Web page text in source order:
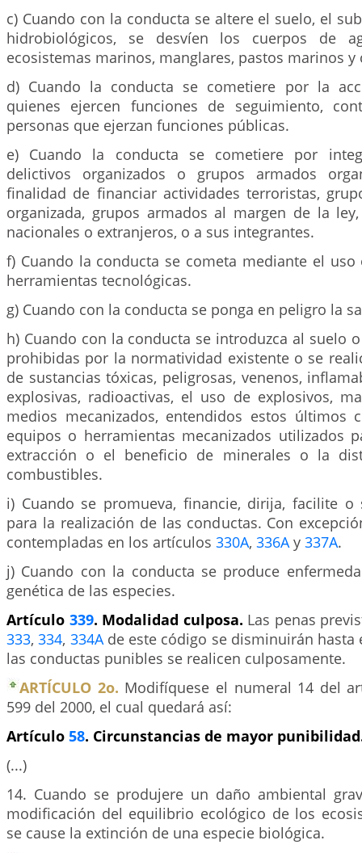
c) Cuando con la conducta se altere el suelo, el
hidrobiológicos, se desvíen los cuerpos de
ecosistemas marinos, manglares, pastos marinos y
d) Cuando la conducta se cometiere por la
quienes ejercen funciones de seguimiento,
personas que ejerzan funciones públicas.
e) Cuando la conducta se cometiere por
delictivos organizados o grupos armados
finalidad de financiar actividades terroristas,
organizada, grupos armados al margen de la
nacionales o extranjeros, o a sus integrantes.
f) Cuando la conducta se cometa mediante el
herramientas tecnológicas.
g) Cuando con la conducta se ponga en peligro la
h) Cuando con la conducta se introduzca al suelo
prohibidas por la normatividad existente o se
de sustancias tóxicas, peligrosas, venenos,
explosivas, radioactivas, el uso de explosivos,
medios mecanizados, entendidos estos últimos
equipos o herramientas mecanizados utilizados
extracción o el beneficio de minerales o la
combustibles.
i) Cuando se promueva, financie, dirija, facilite o
para la realización de las conductas. Con
contempladas en los artículos 330A, 336Ay 337A.
j) Cuando con la conducta se produce
genética de las especies.
Artículo 339. Modalidad culposa. Las penas
333,334, 334Ade este código se disminuirán hasta
las conductas punibles se realicen culposamente.
ARTÍCULO 2o. Modifíquese el numeral 14 del
599 del 2000, el cual quedará así:
Artículo 58. Circunstancias de mayor
(...)
14. Cuando se produjere un daño ambiental
modificación del equilibrio ecológico de los
se cause la extinción de una especie biológica.